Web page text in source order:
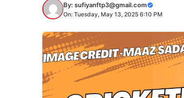
By: sufiyanftp3@gmail.com
On: Tuesday, May 13, 2025 6:10 PM